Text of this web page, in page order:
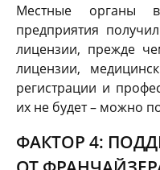
Местные органы
предприятия
лицензии, прежде
лицензии,
регистрации и
их не будет – можно
ФАКТОР 4: